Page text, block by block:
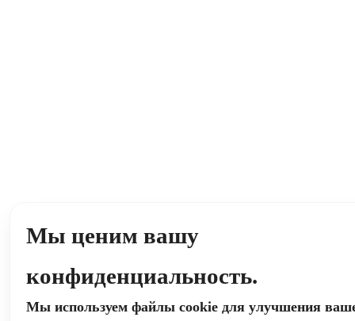
Мы ценим вашу
конфиденциальность.
Мы используем файлы cookie для улучшения